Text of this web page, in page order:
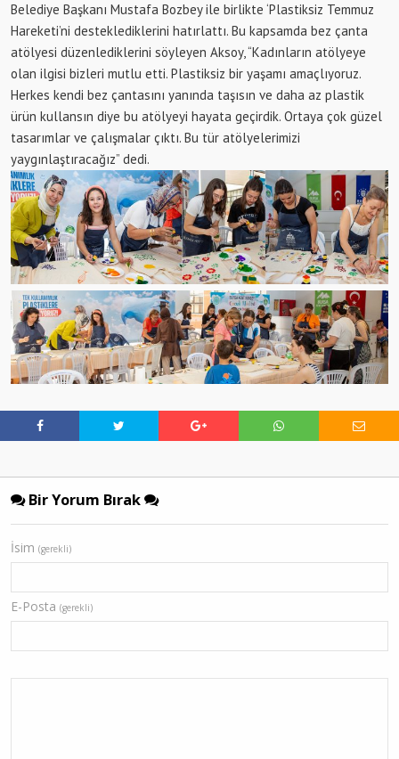
Belediye Başkanı Mustafa Bozbey ile birlikte ‘Plastiksiz Temmuz
Hareketi’ni desteklediklerini hatırlattı. Bu kapsamda bez çanta
atölyesi düzenlediklerini söyleyen Aksoy, “Kadınların atölyeye
olan ilgisi bizleri mutlu etti. Plastiksiz bir yaşamı amaçlıyoruz.
Herkes kendi bez çantasını yanında taşısın ve daha az plastik
ürün kullansın diye bu atölyeyi hayata geçirdik. Ortaya çok güzel
tasarımlar ve çalışmalar çıktı. Bu tür atölyelerimizi
yaygınlaştıracağız” dedi.
Bir Yorum Bırak
İsim (gerekli)
E-Posta (gerekli)